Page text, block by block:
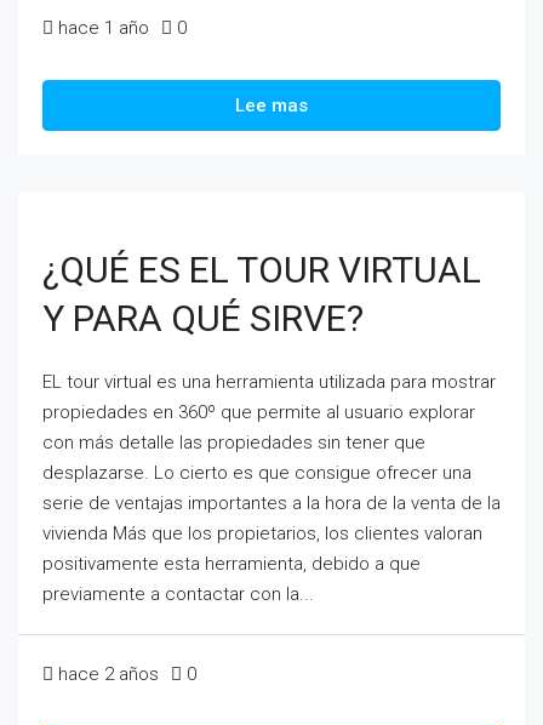
hace 1 año 0
Lee mas
¿QUÉ ES EL TOUR VIRTUAL
Y PARA QUÉ SIRVE?
EL tour virtual es una herramienta utilizada para mostrar
propiedades en 360º que permite al usuario explorar
con más detalle las propiedades sin tener que
desplazarse. Lo cierto es que consigue ofrecer una
serie de ventajas importantes a la hora de la venta de la
vivienda Más que los propietarios, los clientes valoran
positivamente esta herramienta, debido a que
previamente a contactar con la...
hace 2 años 0